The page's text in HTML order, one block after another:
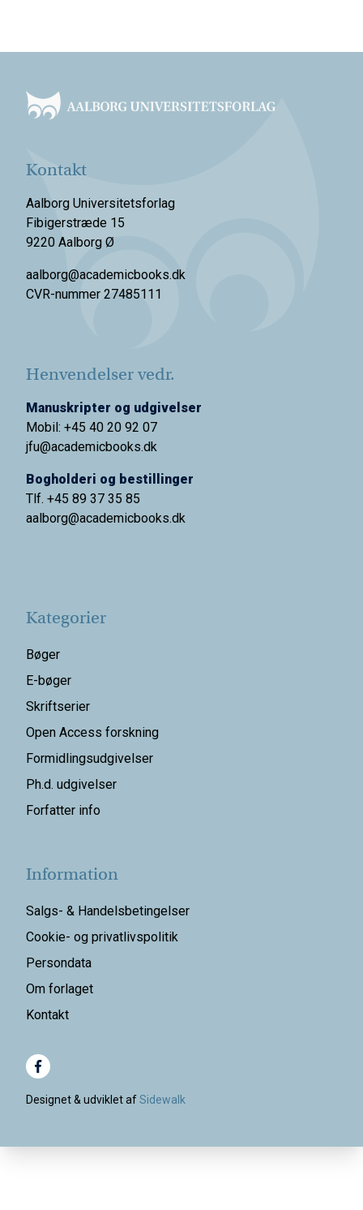
Kontakt
Aalborg Universitetsforlag
Fibigerstræde 15
9220 Aalborg Ø
aalborg@academicbooks.dk
CVR-nummer 27485111
Henvendelser vedr.
Manuskripter og udgivelser
Mobil: +45 40 20 92 07
jfu@academicbooks.dk
Bogholderi og bestillinger
Tlf. +45 89 37 35 85
aalborg@academicbooks.dk
Kategorier
Bøger
E-bøger
Skriftserier
Open Access forskning
Formidlingsudgivelser
Ph.d. udgivelser
Forfatter info
Information
Salgs- & Handelsbetingelser
Cookie- og privatlivspolitik
Persondata
Om forlaget
Kontakt
Designet & udviklet afSidewalk